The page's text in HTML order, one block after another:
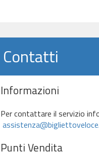
Contatti
Informazioni
Per contattare il servizio
Punti Vendita